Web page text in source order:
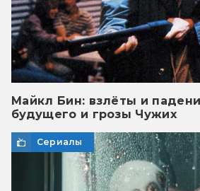
Майкл Бин: взлёты и
будущего и грозы Чужих
Сериалы